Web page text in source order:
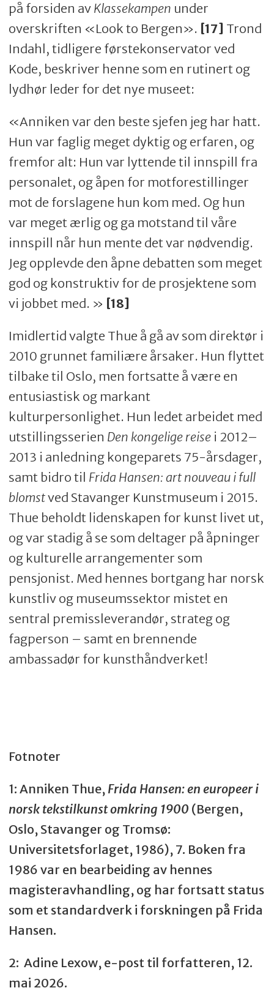
på forsiden av Klassekampen under
overskriften «Look to Bergen». [17] Trond
Indahl, tidligere førstekonservator ved
Kode, beskriver henne som en rutinert og
lydhør leder for det nye museet:
«Anniken var den beste sjefen jeg har hatt.
Hun var faglig meget dyktig og erfaren, og
fremfor alt: Hun var lyttende til innspill fra
personalet, og åpen for motforestillinger
mot de forslagene hun kom med. Og hun
var meget ærlig og ga motstand til våre
innspill når hun mente det var nødvendig.
Jeg opplevde den åpne debatten som meget
god og konstruktiv for de prosjektene som
vi jobbet med. » [18]
Imidlertid valgte Thue å gå av som direktør i
2010 grunnet familiære årsaker. Hun flyttet
tilbake til Oslo, men fortsatte å være en
entusiastisk og markant
kulturpersonlighet. Hun ledet arbeidet med
utstillingsserien Den kongelige reisei 2012–
2013 i anledning kongeparets 75-årsdager,
samt bidro til Frida Hansen: art nouveau i full
blomstved Stavanger Kunstmuseum i 2015.
Thue beholdt lidenskapen for kunst livet ut,
og var stadig å se som deltager på åpninger
og kulturelle arrangementer som
pensjonist. Med hennes bortgang har norsk
kunstliv og museumssektor mistet en
sentral premissleverandør, strateg og
fagperson – samt en brennende
ambassadør for kunsthåndverket!
Fotnoter
1: Anniken Thue, Frida Hansen: en europeer i
norsk tekstilkunst omkring 1900 (Bergen,
Oslo, Stavanger og Tromsø:
Universitetsforlaget, 1986), 7. Boken fra
1986 var en bearbeiding av hennes
magisteravhandling, og har fortsatt status
som et standardverk i forskningen på Frida
Hansen.
2: Adine Lexow, e-post til forfatteren, 12.
mai 2026.